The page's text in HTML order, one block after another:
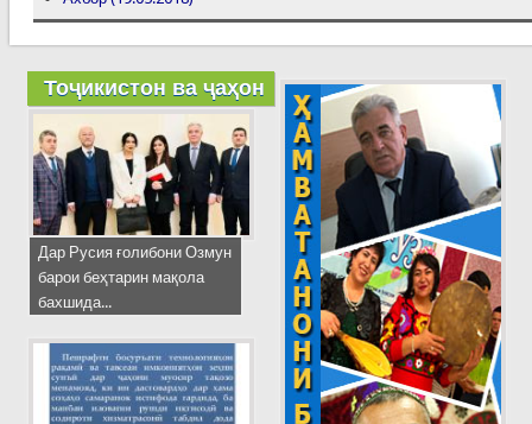
Тоҷикистон ва ҷаҳон
Дар Русия ғолибони Озмун
барои беҳтарин мақола
бахшида...